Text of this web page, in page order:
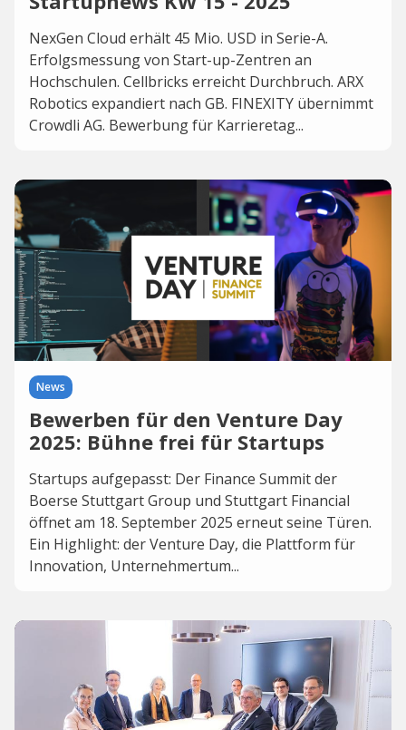
NexGen Cloud erhält 45 Mio. USD in Serie-A.
Erfolgsmessung von Start-up-Zentren an
Hochschulen. Cellbricks erreicht Durchbruch. ARX
Robotics expandiert nach GB. FINEXITY übernimmt
Crowdli AG. Bewerbung für Karrieretag...
News
Bewerben für den Venture Day
2025: Bühne frei für Startups
Startups aufgepasst: Der Finance Summit der
Boerse Stuttgart Group und Stuttgart Financial
öffnet am 18. September 2025 erneut seine Türen.
Ein Highlight: der Venture Day, die Plattform für
Innovation, Unternehmertum...